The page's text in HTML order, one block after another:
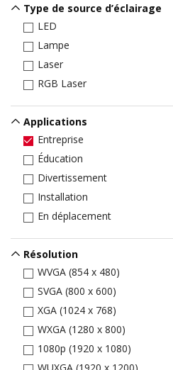
Type de source d’éclairage
LED
Lampe
Laser
RGB Laser
Applications
Entreprise
Éducation
Divertissement
Installation
En déplacement
Résolution
WVGA (854 x 480)
SVGA (800 x 600)
XGA (1024 x 768)
WXGA (1280 x 800)
1080p (1920 x 1080)
WUXGA (1920 x 1200)